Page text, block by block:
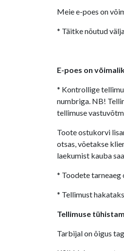
Meie e-poes on
* Täitke nõutud
E-poes on
* Kontrollige
numbriga. NB!
tellimuse
Toote ostukorvi
otsas, võetakse
laekumist kauba
* Toodete tarneaeg
* Tellimust
Tellimuse
Tarbijal on õigus